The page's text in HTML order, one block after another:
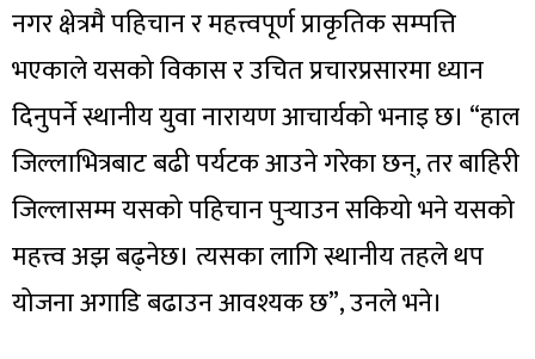
नगर क्षेत्रमै पहिचान र महत्त्वपूर्ण प्राकृतिक सम्पत्ति
भएकाले यसको विकास र उचित प्रचारप्रसारमा ध्यान
दिनुपर्ने स्थानीय युवा नारायण आचार्यको भनाइ छ। “हाल
जिल्लाभित्रबाट बढी पर्यटक आउने गरेका छन्, तर बाहिरी
जिल्लासम्म यसको पहिचान पुर्‍याउन सकियो भने यसको
महत्त्व अझ बढ्नेछ। त्यसका लागि स्थानीय तहले थप
योजना अगाडि बढाउन आवश्यक छ”, उनले भने।